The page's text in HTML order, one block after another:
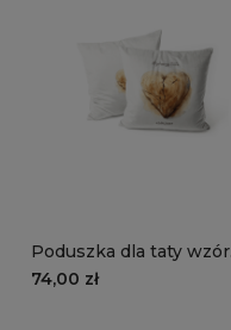
Poduszka dla taty wzór
DT14 | serce z drewna
74,00 zł